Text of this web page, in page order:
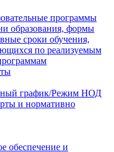
программы
образования, формы
сроки обучения,
по реализуемым
график/Режим НОД
и нормативно
обеспечение и